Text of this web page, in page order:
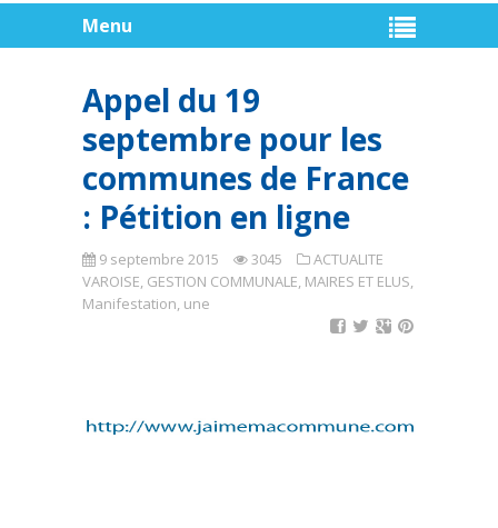
Menu
Appel du 19
septembre pour les
communes de France
: Pétition en ligne
9 septembre 2015 3045
ACTUALITE
VAROISE, GESTION COMMUNALE, MAIRES ET ELUS,
Manifestation, une